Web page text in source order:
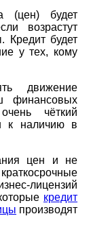
(цен) будет
возрастут
Кредит будет
у тех, кому
движение
финансовых
чёткий
к наличию в
цен и не
лицензий
кредит
производят